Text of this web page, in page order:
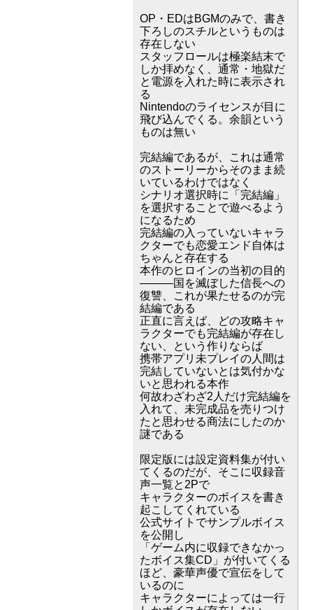
OP・EDはBGMのみで、書き
下ろしのスチルというものは
存在しない
スタッフロールは極楽結末で
しか拝めなく、通常・地獄だ
と電源を入れた時に表示され
る
Nintendoのライセンスが目に
飛び込んでくる。余韻という
ものは無い
完結編であるが、これは通常
のストーリーからそのまま続
いているわけではなく
シナリオ選択時に「完結編」
を選択することで遊べるよう
になるため
完結編の入っていないキャラ
クターでも恋愛エンド自体は
ちゃんと存在する
本作のヒロインの当初の目的
―――国を滅ぼした信長への
復讐、これが果たせるのが完
結編である
正直に言えば、どの攻略キャ
ラクターでも完結編が存在し
ない、という作りならば
携帯アプリ未プレイの人間は
完結していないとは気付かな
いと思われる本作
何故わざわざ2人だけ完結編を
入れて、未完成品を売りつけ
たと思わせる商法にしたのか
謎である
限定版には設定資料集が付い
てくるのだが、そこに収録音
声一覧と2Pで
キャラクターのボイスを書き
起こしてくれている
公式サイトでサンプルボイス
を公開し
「ゲーム内に収録できなかっ
たボイス集CD」が付いてくる
ほど、豪華声優で宣伝をして
いるのに
キャラクターによっては一行